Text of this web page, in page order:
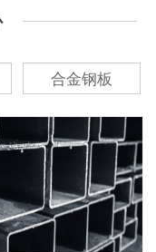
合金钢板